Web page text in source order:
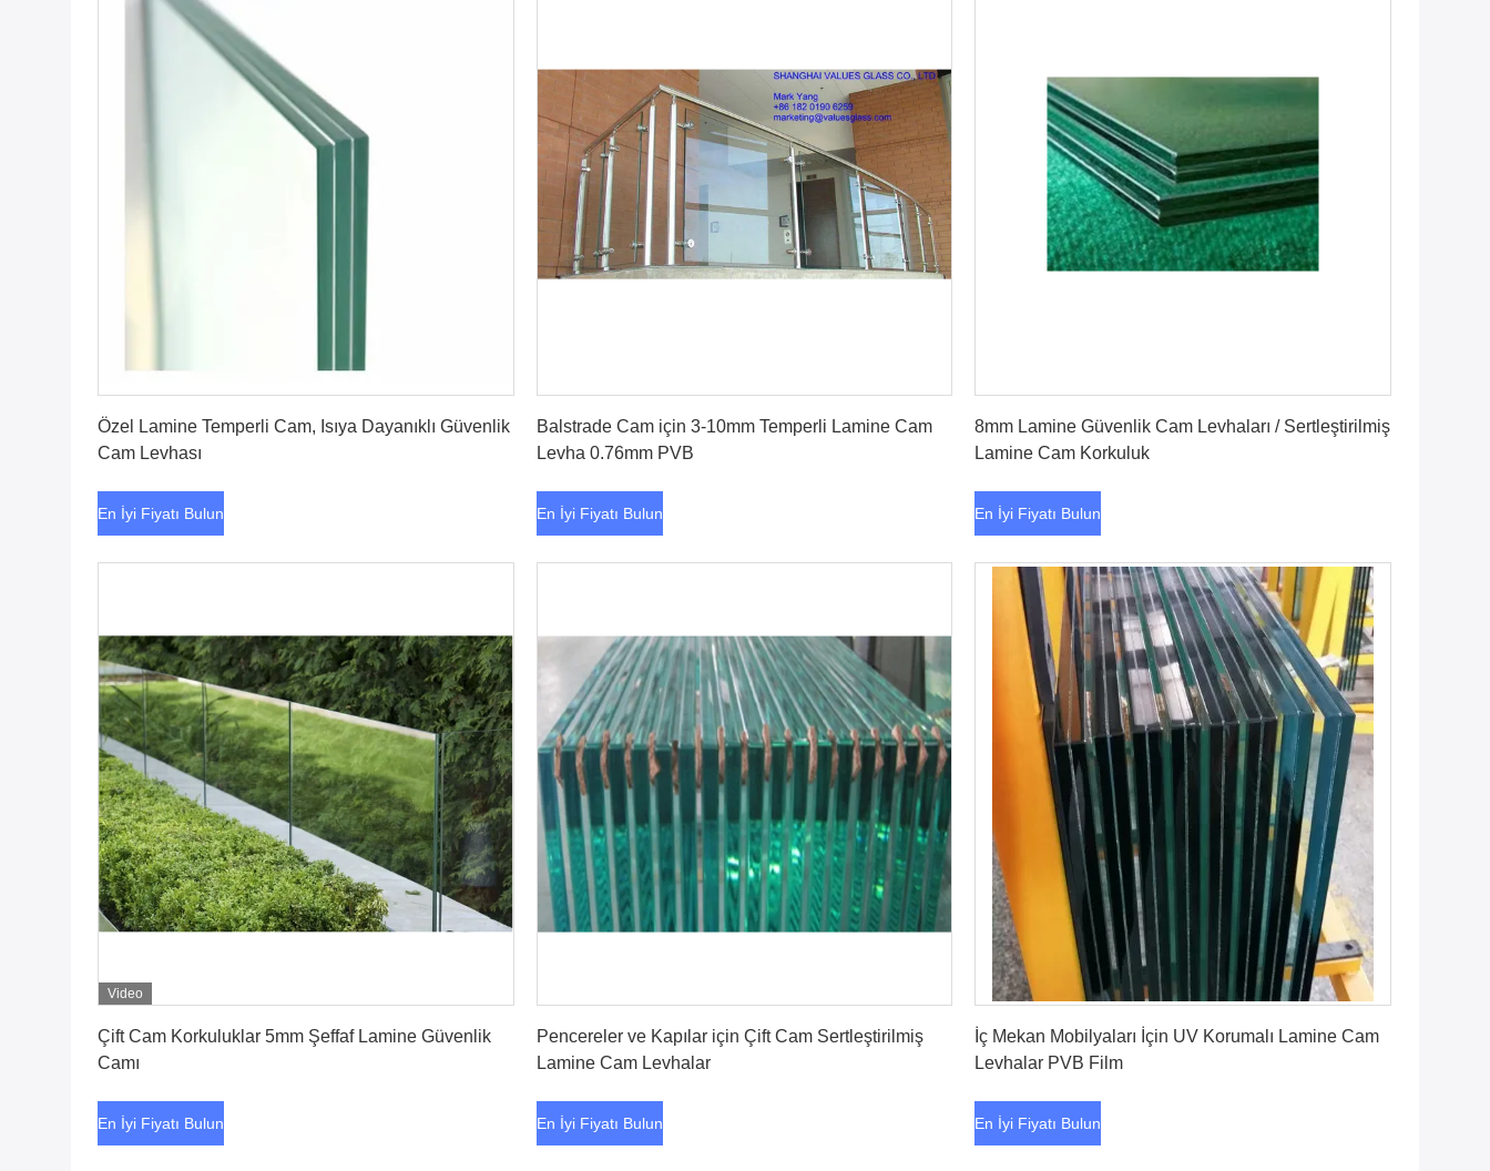
Özel Lamine Temperli Cam, Isıya Dayanıklı Güvenlik
Cam Levhası
En İyi Fiyatı Bulun
Balstrade Cam için 3-10mm Temperli Lamine Cam
Levha 0.76mm PVB
En İyi Fiyatı Bulun
8mm Lamine Güvenlik Cam Levhaları / Sertleştirilmiş
Lamine Cam Korkuluk
En İyi Fiyatı Bulun
Video
Çift Cam Korkuluklar 5mm Şeffaf Lamine Güvenlik
Camı
En İyi Fiyatı Bulun
Pencereler ve Kapılar için Çift Cam Sertleştirilmiş
Lamine Cam Levhalar
En İyi Fiyatı Bulun
İç Mekan Mobilyaları İçin UV Korumalı Lamine Cam
Levhalar PVB Film
En İyi Fiyatı Bulun